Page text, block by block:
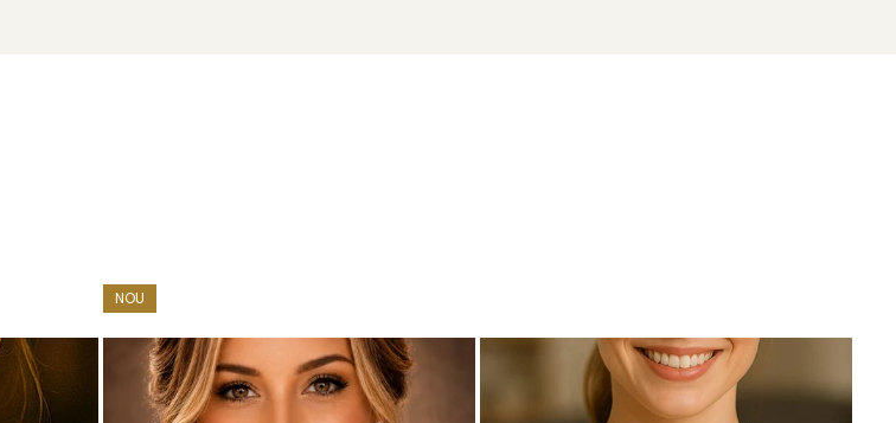
în 27 de țări. Toate produsele sunt realizate din perle naturale selectate manual, montate în
cu perle și o pereche de cerceicare aduc echilibru întregului ansamblu.
NOU